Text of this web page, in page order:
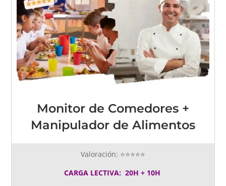
Monitor de Comedores +
Manipulador de Alimentos
Valoración: ⭐⭐⭐⭐⭐
CARGA LECTIVA: 20H + 10H